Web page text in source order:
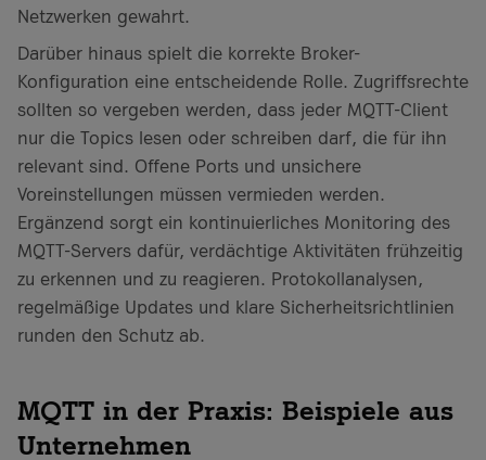
Netzwerken gewahrt.
Darüber hinaus spielt die korrekte Broker-
Konfiguration eine entscheidende Rolle. Zugriffsrechte
sollten so vergeben werden, dass jeder MQTT-Client
nur die Topics lesen oder schreiben darf, die für ihn
relevant sind. Offene Ports und unsichere
Voreinstellungen müssen vermieden werden.
Ergänzend sorgt ein kontinuierliches Monitoring des
MQTT-Servers dafür, verdächtige Aktivitäten frühzeitig
zu erkennen und zu reagieren. Protokollanalysen,
regelmäßige Updates und klare Sicherheitsrichtlinien
runden den Schutz ab.
MQTT in der Praxis: Beispiele aus
Unternehmen